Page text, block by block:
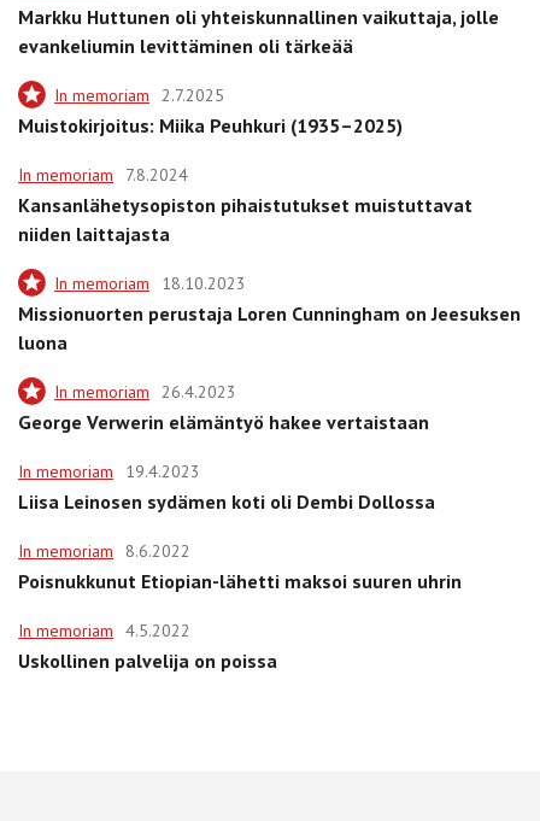
Markku Huttunen oli yhteiskunnallinen vaikuttaja, jolle
evankeliumin levittäminen oli tärkeää
In memoriam 2.7.2025
Muistokirjoitus: Miika Peuhkuri (1935–2025)
In memoriam 7.8.2024
Kansanlähetysopiston pihaistutukset muistuttavat
niiden laittajasta
In memoriam 18.10.2023
Missionuorten perustaja Loren Cunningham on Jeesuksen
luona
In memoriam 26.4.2023
George Verwerin elämäntyö hakee vertaistaan
In memoriam 19.4.2023
Liisa Leinosen sydämen koti oli Dembi Dollossa
In memoriam 8.6.2022
Poisnukkunut Etiopian-lähetti maksoi suuren uhrin
In memoriam 4.5.2022
Uskollinen palvelija on poissa